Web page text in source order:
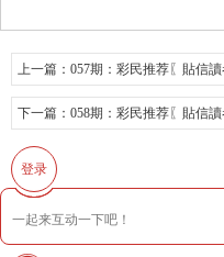
上一篇： 057期：彩民推荐〖貼信
下一篇： 058期：彩民推荐〖貼信
登录